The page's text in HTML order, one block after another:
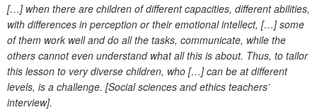
[…] when there are children of different capacities, different abilities,
with differences in perception or their emotional intellect, […] some
of them work well and do all the tasks, communicate, while the
others cannot even understand what all this is about. Thus, to tailor
this lesson to very diverse children, who […] can be at different
levels, is a challenge. [Social sciences and ethics teachers’
interview].